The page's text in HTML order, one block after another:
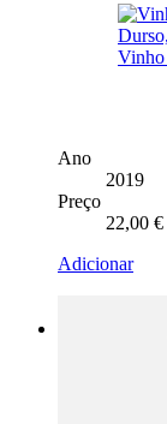
Ano
2019
Preço
22,00 €
Adicionar